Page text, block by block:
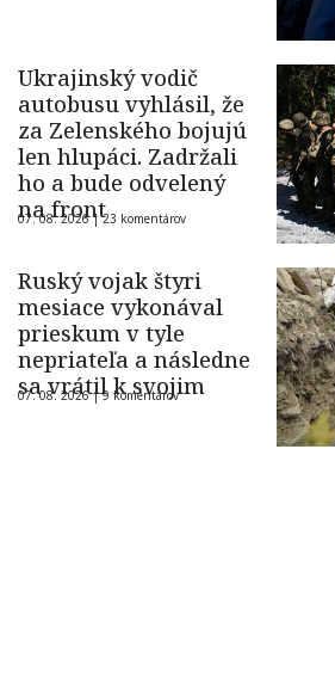
Ukrajinský vodič
autobusu vyhlásil, že
za Zelenského bojujú
len hlupáci. Zadržali
ho a bude odvelený
na front
07. 08. 2026 |23 komentárov
Ruský vojak štyri
mesiace vykonával
prieskum v tyle
nepriateľa a následne
sa vrátil k svojim
07. 08. 2026 |9 komentárov